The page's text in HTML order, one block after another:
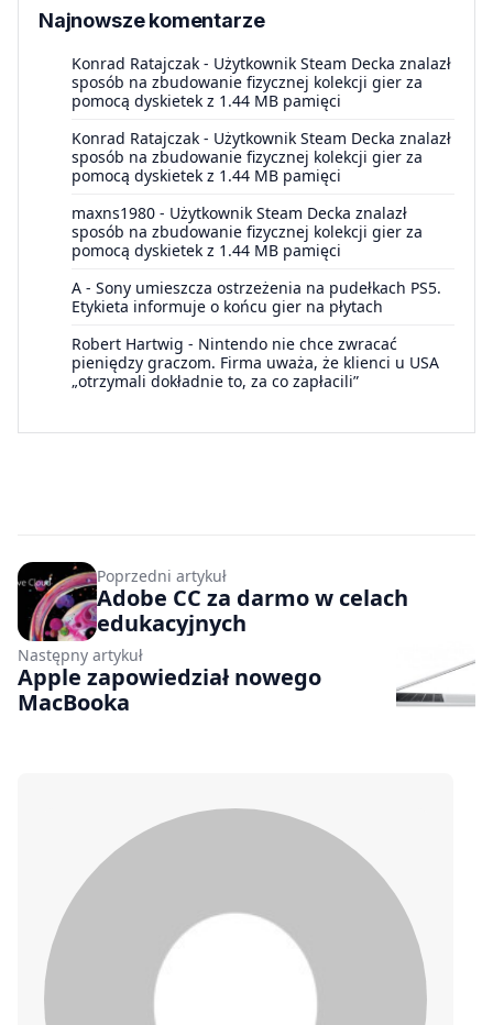
Najnowsze komentarze
Konrad Ratajczak - Użytkownik Steam Decka znalazł
sposób na zbudowanie fizycznej kolekcji gier za
pomocą dyskietek z 1.44 MB pamięci
Konrad Ratajczak - Użytkownik Steam Decka znalazł
sposób na zbudowanie fizycznej kolekcji gier za
pomocą dyskietek z 1.44 MB pamięci
maxns1980 - Użytkownik Steam Decka znalazł
sposób na zbudowanie fizycznej kolekcji gier za
pomocą dyskietek z 1.44 MB pamięci
A - Sony umieszcza ostrzeżenia na pudełkach PS5.
Etykieta informuje o końcu gier na płytach
Robert Hartwig - Nintendo nie chce zwracać
pieniędzy graczom. Firma uważa, że klienci u USA
„otrzymali dokładnie to, za co zapłacili”
Poprzedni artykuł
Adobe CC za darmo w celach
edukacyjnych
Następny artykuł
Apple zapowiedział nowego
MacBooka